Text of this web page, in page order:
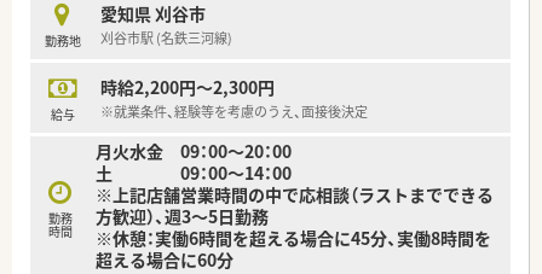
勤務地
愛知県 刈谷市
刈谷市駅 (名鉄三河線)
給与
時給2,200円～2,300円
※就業条件、経験等を考慮のうえ、面接後決定
勤務
時間
月火水金 09：00〜20：00
土 09：00～14：00
※上記店舗営業時間の中で応相談（ラストまでできる
方歓迎）、週3～5日勤務
※休憩：実働6時間を超える場合に45分、実働8時間を
超える場合に60分